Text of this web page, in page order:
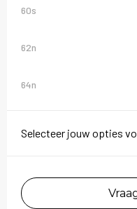
60s
62n
64n
Selecteer jouw opties